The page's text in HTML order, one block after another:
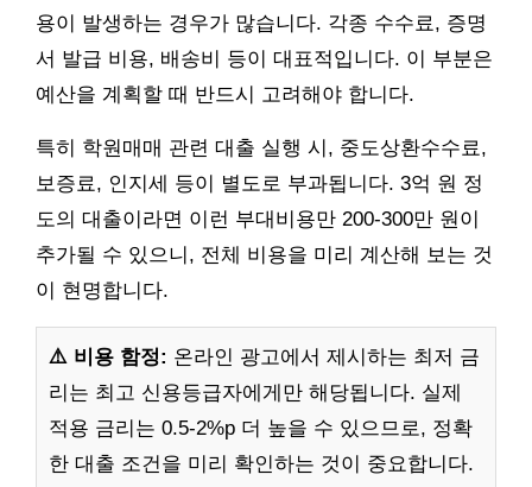
용이 발생하는 경우가 많습니다. 각종 수수료, 증명
서 발급 비용, 배송비 등이 대표적입니다. 이 부분은
예산을 계획할 때 반드시 고려해야 합니다.
특히 학원매매 관련 대출 실행 시, 중도상환수수료,
보증료, 인지세 등이 별도로 부과됩니다. 3억 원 정
도의 대출이라면 이런 부대비용만 200-300만 원이
추가될 수 있으니, 전체 비용을 미리 계산해 보는 것
이 현명합니다.
⚠️ 비용 함정: 온라인 광고에서 제시하는 최저 금
리는 최고 신용등급자에게만 해당됩니다. 실제
적용 금리는 0.5-2%p 더 높을 수 있으므로, 정확
한 대출 조건을 미리 확인하는 것이 중요합니다.